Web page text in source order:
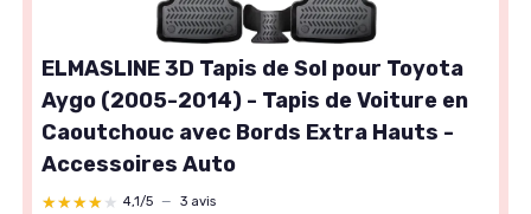
ELMASLINE 3D Tapis de Sol pour Toyota
Aygo (2005-2014) - Tapis de Voiture en
Caoutchouc avec Bords Extra Hauts -
Accessoires Auto
★★★★★
★★★★★ 4,1/5 — 3 avis